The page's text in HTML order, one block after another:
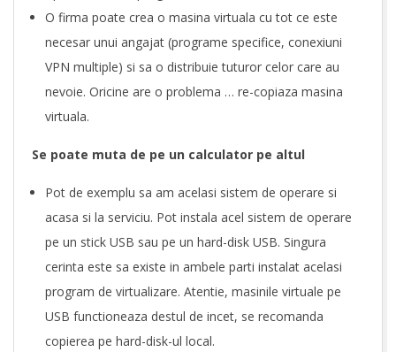
O firma poate crea o masina virtuala cu tot ce este
necesar unui angajat (programe specifice, conexiuni
VPN multiple) si sa o distribuie tuturor celor care au
nevoie. Oricine are o problema … re-copiaza masina
virtuala.
Se poate muta de pe un calculator pe altul
Pot de exemplu sa am acelasi sistem de operare si
acasa si la serviciu. Pot instala acel sistem de operare
pe un stick USB sau pe un hard-disk USB. Singura
cerinta este sa existe in ambele parti instalat acelasi
program de virtualizare. Atentie, masinile virtuale pe
USB functioneaza destul de incet, se recomanda
copierea pe hard-disk-ul local.